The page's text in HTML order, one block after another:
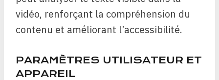
vidéo, renforçant la compréhension du
contenu et améliorant l’accessibilité.
PARAMÈTRES UTILISATEUR ET
APPAREIL